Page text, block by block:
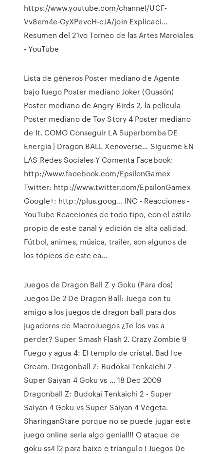
https://www.youtube.com/channel/UCF-
Vv8em4e-CyXPevcH-cJA/join Explicaci...
Resumen del 21vo Torneo de las Artes Marciales
- YouTube
Lista de géneros Poster mediano de Agente
bajo fuego Poster mediano Joker (Guasón)
Poster mediano de Angry Birds 2, la película
Poster mediano de Toy Story 4 Poster mediano
de It. COMO Conseguir LA Superbomba DE
Energia | Dragon BALL Xenoverse… Sigueme EN
LAS Redes Sociales Y Comenta Facebook:
http://www.facebook.com/EpsilonGamex
Twitter: http://www.twitter.com/EpsilonGamex
Google+: http://plus.goog... INC - Reacciones -
YouTube Reacciones de todo tipo, con el estilo
propio de este canal y edición de alta calidad.
Fútbol, animes, música, trailer, son algunos de
los tópicos de este ca...
Juegos de Dragon Ball Z y Goku (Para dos)
Juegos De 2 De Dragon Ball: Juega con tu
amigo a los juegos de dragon ball para dos
jugadores de MacroJuegos ¿Te los vas a
perder? Super Smash Flash 2. Crazy Zombie 9
Fuego y agua 4: El templo de cristal. Bad Ice
Cream. Dragonball Z: Budokai Tenkaichi 2 -
Super Saiyan 4 Goku vs ... 18 Dec 2009
Dragonball Z: Budokai Tenkaichi 2 - Super
Saiyan 4 Goku vs Super Saiyan 4 Vegeta.
SharinganStare porque no se puede jugar este
juego online seria algo genial!!! O ataque de
goku ss4 l2 para baixo e triangulo ! Juegos De